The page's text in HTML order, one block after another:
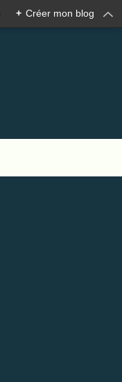
+ Créer mon blog